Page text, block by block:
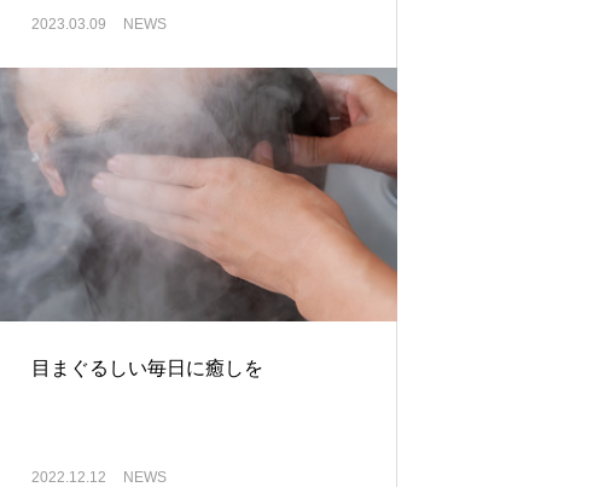
2023.03.09 NEWS
目まぐるしい毎日に癒しを
2022.12.12 NEWS